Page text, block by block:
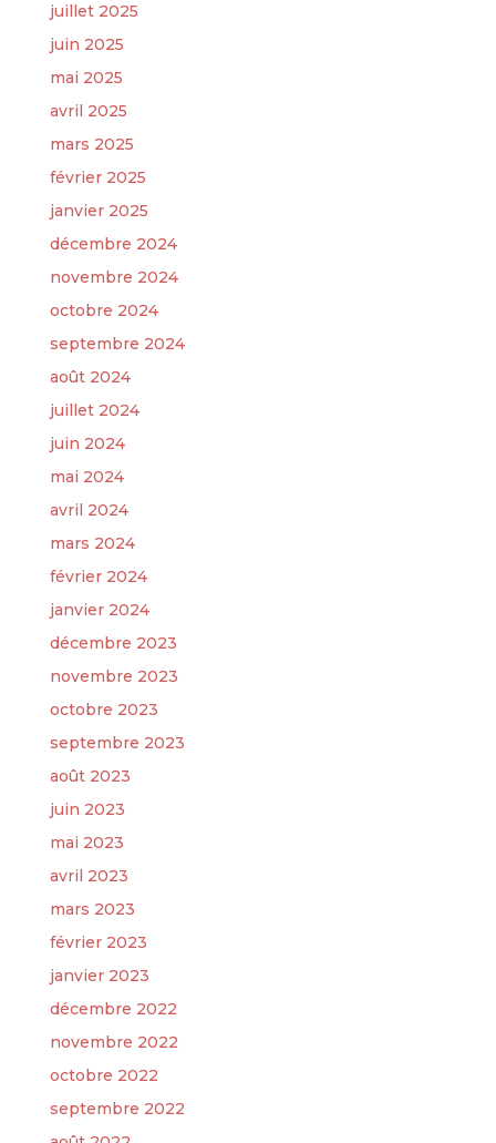
juillet 2025
juin 2025
mai 2025
avril 2025
mars 2025
février 2025
janvier 2025
décembre 2024
novembre 2024
octobre 2024
septembre 2024
août 2024
juillet 2024
juin 2024
mai 2024
avril 2024
mars 2024
février 2024
janvier 2024
décembre 2023
novembre 2023
octobre 2023
septembre 2023
août 2023
juin 2023
mai 2023
avril 2023
mars 2023
février 2023
janvier 2023
décembre 2022
novembre 2022
octobre 2022
septembre 2022